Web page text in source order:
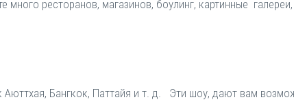
ресторанов, магазинов, боулинг, картинные
Бангкок, Паттайя и т. д. Эти шоу, дают вам